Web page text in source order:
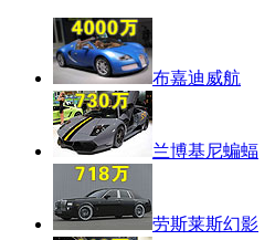
布嘉迪威航
兰博基尼蝙蝠
劳斯莱斯幻影